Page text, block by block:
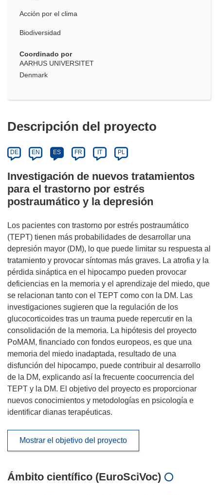
Acción por el clima
Biodiversidad
Coordinado por
AARHUS UNIVERSITET
Denmark
Descripción del proyecto
DE EN ES FR IT PL
Investigación de nuevos tratamientos
para el trastorno por estrés
postraumático y la depresión
Los pacientes con trastorno por estrés postraumático
(TEPT) tienen más probabilidades de desarrollar una
depresión mayor (DM), lo que puede limitar su respuesta al
tratamiento y provocar síntomas más graves. La atrofia y la
pérdida sináptica en el hipocampo pueden provocar
deficiencias en la memoria y el aprendizaje del miedo, que
se relacionan tanto con el TEPT como con la DM. Las
investigaciones sugieren que la regulación de los
glucocorticoides tras un trauma puede repercutir en la
consolidación de la memoria. La hipótesis del proyecto
PoMAM, financiado con fondos europeos, es que una
memoria del miedo inadaptada, resultado de una
disfunción del hipocampo, puede contribuir al desarrollo
de la DM, explicando así la frecuente coocurrencia del
TEPT y la DM. El objetivo del proyecto es proporcionar
nuevos conocimientos y metodologías en psicología e
identificar dianas terapéuticas.
Mostrar el objetivo del proyecto
Ámbito científico (EuroSciVoc)